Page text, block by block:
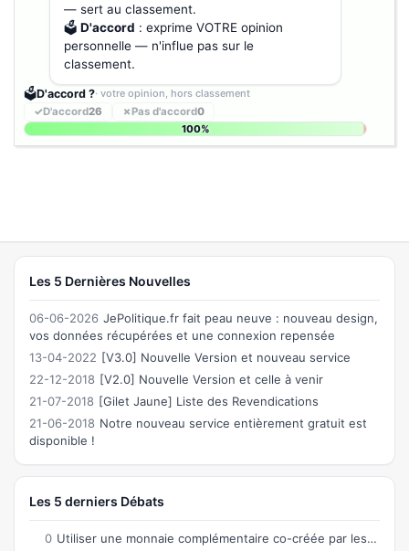
— sert au classement.
🗳️ D'accord : exprime VOTRE opinion
personnelle — n'influe pas sur le
classement.
🗳️D'accord ?· votre opinion, hors classement
✓D'accord26 ✗Pas d'accord0
100%
Les 5 Dernières Nouvelles
06-06-2026 JePolitique.fr fait peau neuve : nouveau design,
vos données récupérées et une connexion repensée
13-04-2022 [V3.0] Nouvelle Version et nouveau service
22-12-2018 [V2.0] Nouvelle Version et celle à venir
21-07-2018 [Gilet Jaune] Liste des Revendications
21-06-2018 Notre nouveau service entièrement gratuit est
disponible !
Les 5 derniers Débats
0 Utiliser une monnaie complémentaire co-créée par les citoyens permettant des échanges